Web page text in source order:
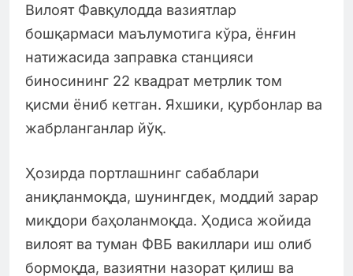
Вилоят Фавқулодда вазиятлар
бошқармаси маълумотига кўра, ёнғин
натижасида заправка станцияси
биносининг 22 квадрат метрлик том
қисми ёниб кетган. Яхшики, қурбонлар ва
жабрланганлар йўқ.
Ҳозирда портлашнинг сабаблари
аниқланмоқда, шунингдек, моддий зарар
миқдори баҳоланмоқда. Ҳодиса жойида
вилоят ва туман ФВБ вакиллари иш олиб
бормоқда, вазиятни назорат қилиш ва